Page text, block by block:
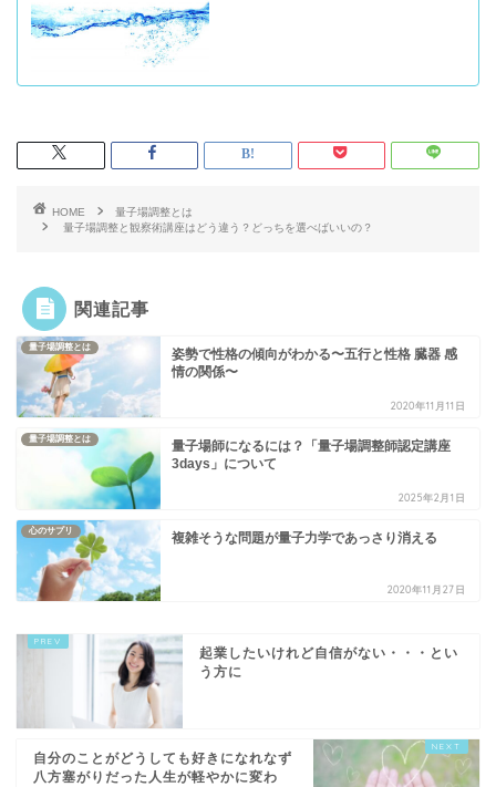
HOME
量子場調整とは
量子場調整と観察術講座はどう違う？どっちを選べばいいの？
関連記事
量子場調整とは
姿勢で性格の傾向がわかる〜五行と性格 臓器 感
情の関係〜
2020年11月11日
量子場調整とは
量子場師になるには？「量子場調整師認定講座
3days」について
2025年2月1日
心のサプリ 複雑そうな問題が量子力学であっさり消える
2020年11月27日
起業したいけれど自信がない・・・とい
う方に
自分のことがどうしても好きになれなず
八方塞がりだった人生が軽やかに変わ